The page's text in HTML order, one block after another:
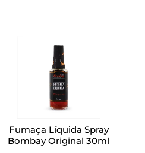
Fumaça Líquida Spray
Bombay Original 30ml